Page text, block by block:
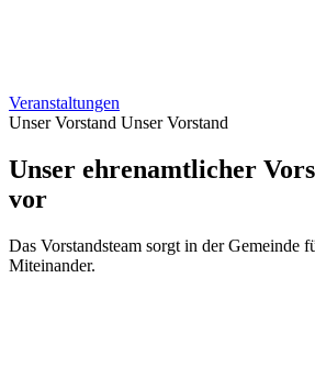
Veranstaltungen
Unser Vorstand Unser Vorstand
Unser ehrenamtlicher
vor
Das Vorstandsteam sorgt in der Gemeinde
Miteinander.